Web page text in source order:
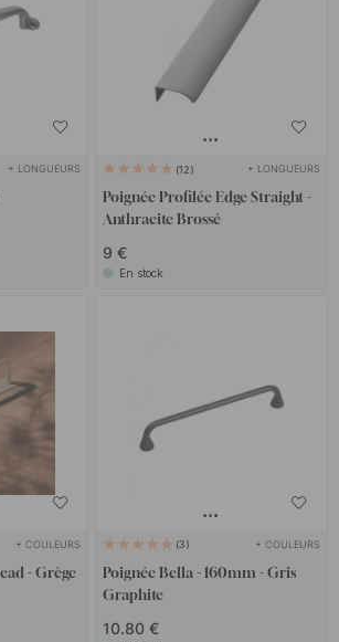
+ LONGUEURS 12 + LONGUEURS
Poignée Profilée Edge Straight -
Anthracite Brossé
9 €
En stock
+ COULEURS
- Grège
3 + COULEURS
Poignée Bella - 160mm - Gris
Graphite
10.80 €